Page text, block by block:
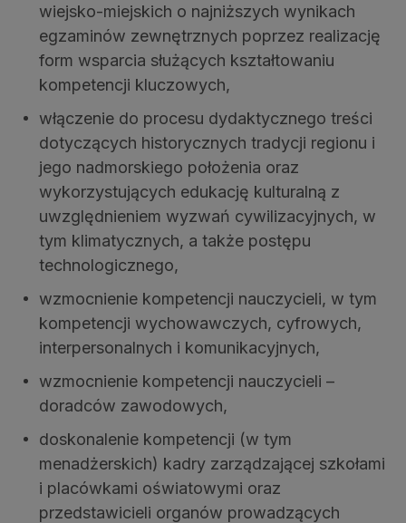
wiejsko-miejskich o najniższych wynikach
egzaminów zewnętrznych poprzez realizację
form wsparcia służących kształtowaniu
kompetencji kluczowych,
włączenie do procesu dydaktycznego treści
dotyczących historycznych tradycji regionu i
jego nadmorskiego położenia oraz
wykorzystujących edukację kulturalną z
uwzględnieniem wyzwań cywilizacyjnych, w
tym klimatycznych, a także postępu
technologicznego,
wzmocnienie kompetencji nauczycieli, w tym
kompetencji wychowawczych, cyfrowych,
interpersonalnych i komunikacyjnych,
wzmocnienie kompetencji nauczycieli –
doradców zawodowych,
doskonalenie kompetencji (w tym
menadżerskich) kadry zarządzającej szkołami
i placówkami oświatowymi oraz
przedstawicieli organów prowadzących